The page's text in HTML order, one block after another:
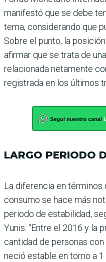
manifestó que se debe
tema, considerando que
Sobre el punto, la
afirmar que se trata de
relacionada neta­mente
registrada en los últimos
LARGO PERIODO
La diferencia en
consumo se hace más
periodo de estabilidad,
Yunis. “Entre el 2016 y la
cantidad de personas
neció estable en torno a